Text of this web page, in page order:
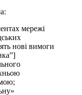
мережі
нові вимоги